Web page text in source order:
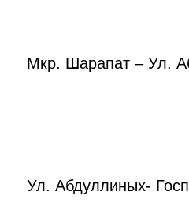
Мкр. Шарапат – Ул.
Ул. Абдуллиных-